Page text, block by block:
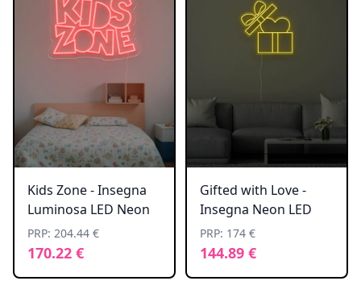
Kids Zone - Insegna
Luminosa LED Neon
PRP: 204.44 €
170.22 €
Gifted with Love -
Insegna Neon LED
PRP: 174 €
144.89 €